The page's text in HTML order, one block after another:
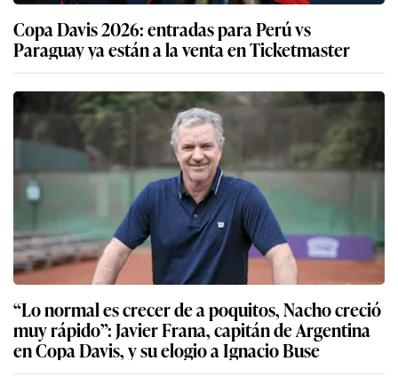
Copa Davis 2026: entradas para Perú vs
Paraguay ya están a la venta en Ticketmaster
“Lo normal es crecer de a poquitos, Nacho creció
muy rápido”: Javier Frana, capitán de Argentina
en Copa Davis, y su elogio a Ignacio Buse